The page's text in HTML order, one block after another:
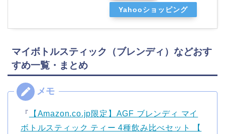
Yahooショッピング
マイボトルスティック（ブレンディ）などおす
すめ一覧・まとめ
『
【Amazon.co.jp限定】AGF ブレンディ マイ
ボトルスティック ティー 4種飲み比べセット 【